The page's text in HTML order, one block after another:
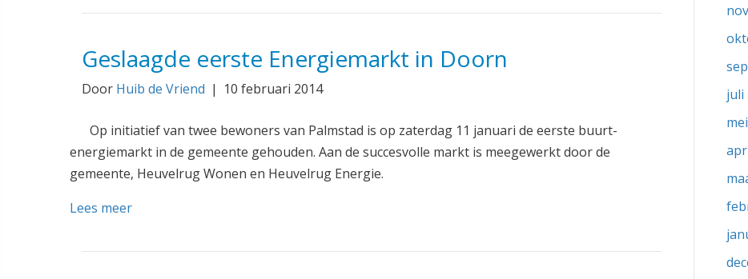
Geslaagde eerste Energiemarkt in Doorn
Door Huib de Vriend | 10 februari 2014
Op initiatief van twee bewoners van Palmstad is op zaterdag 11 januari de eerste buurt-
energiemarkt in de gemeente gehouden. Aan de succesvolle markt is meegewerkt door de
gemeente, Heuvelrug Wonen en Heuvelrug Energie.
Lees meer
juli